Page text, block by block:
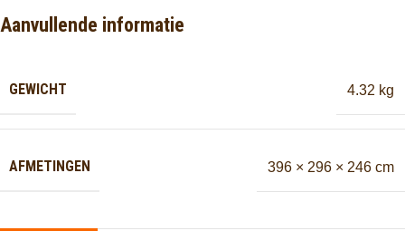
Aanvullende informatie
GEWICHT 4.32 kg
AFMETINGEN 396 × 296 × 246 cm